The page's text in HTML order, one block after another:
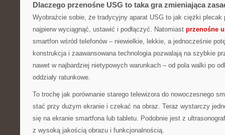
Dlaczego przenośne USG to taka gra zmieniająca
Wyobraźcie sobie, że tradycyjny aparat USG to jak ciężki plecak
najpierw wyciągnąć, ustawić i podłączyć. Natomiast przenośne
smartfon wśród telefonów – niewielkie, lekkie, a jednocześnie
konstrukcja i zaawansowana technologia pozwalają na szybkie
nawet w najbardziej nietypowych warunkach – od pola walki po
oddziały ratunkowe.
To trochę jak porównanie starego telewizora do nowoczesnego
stać przy dużym ekranie i czekać na obraz. Teraz wystarczy
się na ekranie smartfona lub tabletu. Podobnie jest z
z wysoką jakością obrazu i funkcjonalnością.